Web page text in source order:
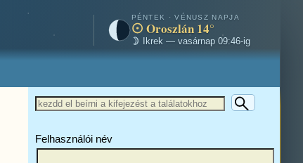
PÉNTEK · VÉNUSZ NAPJA
Oroszlán 14°
Ikrek — vasárnap 09:46-ig
Felhasználói név